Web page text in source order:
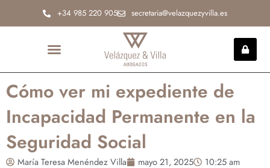
+34 985 220 905 secretaria@velazquezyvilla.es
Cómo ver mi expediente de
Incapacidad Permanente en la
Seguridad Social
María Teresa Menéndez Villa mayo 21, 2025
10:25 am